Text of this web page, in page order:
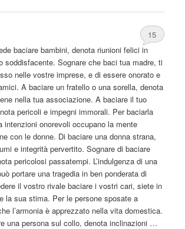
15
baciare bambini, denota riunioni felici in
soddisfacente. Sognare che baci tua madre, ti
nelle vostre imprese, e diessere onorato e
A baciare un fratello o una sorella, denota
nella tua associazione. A baciare il tuo
pericoli e impegni immorali. Per baciarla
intenzioni onorevoli occupano la mente
con le donne. Di baciare una donna strana,
e integrità pervertito. Sognare di baciare
pericolosi passatempi. L’indulgenza di una
portare una tragedia in ben ponderata di
il vostro rivale baciare i vostri cari, siete in
la sua stima. Per le persone sposate a
l’armonia è apprezzato nella vita domestica.
una persona sul collo, denota inclinazioni …